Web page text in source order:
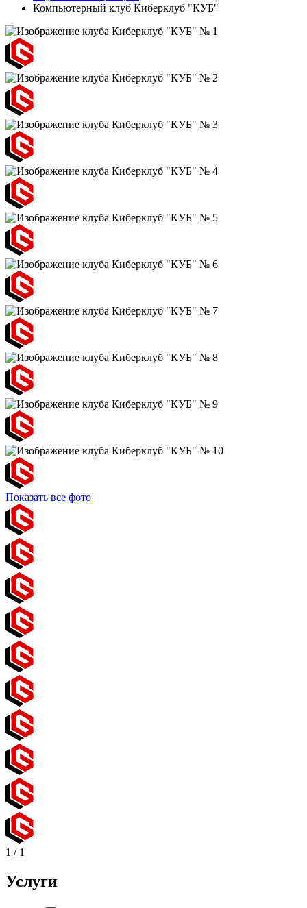
Компьютерный клуб Киберклуб "КУБ"
Показать все фото
1 / 1
Услуги